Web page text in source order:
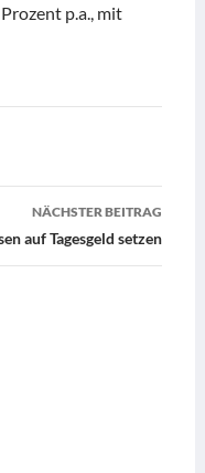
p.a., mit
NÄCHSTER BEITRAG
auf Tagesgeld setzen